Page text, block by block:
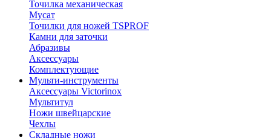
Точилка механическая
Мусат
Точилки для ножей TSPROF
Камни для заточки
Абразивы
Аксессуары
Комплектующие
Мульти-инструменты
Аксессуары Victorinox
Мультитул
Ножи швейцарские
Чехлы
Складные ножи